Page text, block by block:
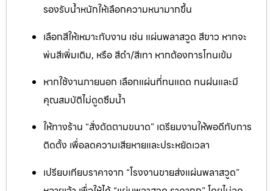
รองรับน้ำหนักให้เลือกความหนามากขึ้น
เลือกสีให้เหมาะกับงาน เช่น แผ่นพลาสวูด สีขาว หากจะ
พ่นสีเพิ่มเติม, หรือ สีดำ/สีเทา หากต้องการโทนเข้ม
หากใช้งานภายนอก เลือกแผ่นที่ทนแดด ทนฝนและมี
คุณสมบัติไม่ดูดซึมน้ำ
ให้ทางร้าน “สั่งตัดตามขนาด” เตรียมงานให้พอดีกับการ
ติดตั้ง เพื่อลดความเสียหายและประหยัดเวลา
เปรียบเทียบราคาจาก “โรงงานขายส่งแผ่นพลาสวูด”